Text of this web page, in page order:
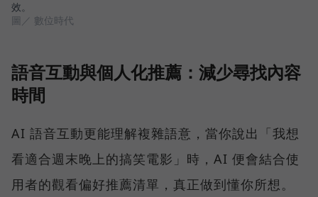
效。
圖／ 數位時代
語音互動與個人化推薦：減少尋找內容
時間
AI 語音互動更能理解複雜語意，當你說出「我想
看適合週末晚上的搞笑電影」時，AI 便會結合使
用者的觀看偏好推薦清單，真正做到懂你所想。